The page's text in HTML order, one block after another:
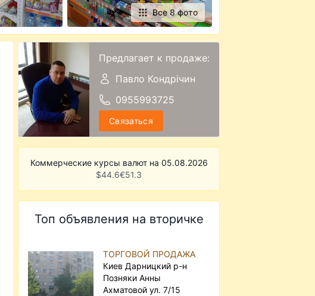
Все 8 фото
Предлагает к продаже:
Павло Кондрічин
0955993725
Связаться
Коммерческие курсы валют на 05.08.2026
$44.6€51.3
Топ объявления на вторичке
ТОРГОВОЙ ПРОДАЖА
Киев Дарницкий р-н
Позняки Анны
Ахматовой ул. 7/15